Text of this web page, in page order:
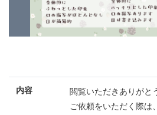
内容
閲覧いただきありがと
ご依頼をいただく際は